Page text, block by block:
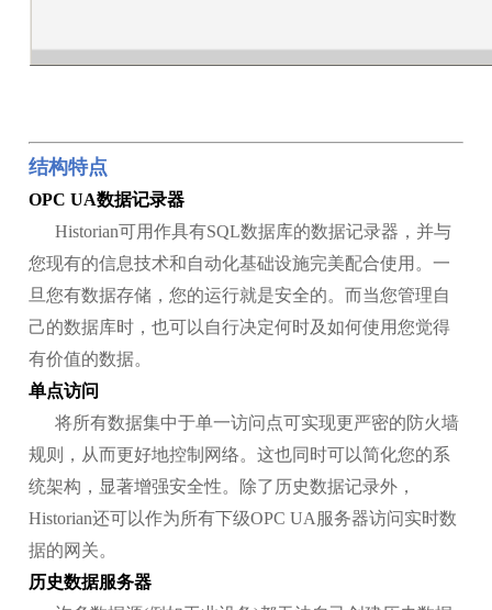
结构特点
OPC UA数据记录器
Historian可用作具有SQL数据库的数据记录器，并与
您现有的信息技术和自动化基础设施完美配合使用。一
旦您有数据存储，您的运行就是安全的。而当您管理自
己的数据库时，也可以自行决定何时及如何使用您觉得
有价值的数据。
单点访问
将所有数据集中于单一访问点可实现更严密的防火墙
规则，从而更好地控制网络。这也同时可以简化您的系
统架构，显著增强安全性。除了历史数据记录外，
Historian还可以作为所有下级OPC UA服务器访问实时数
据的网关。
历史数据服务器